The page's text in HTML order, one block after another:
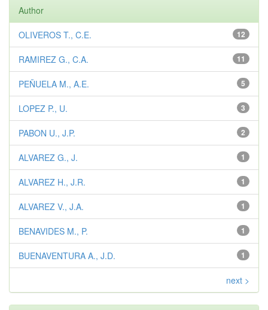
Author
12
OLIVEROS T., C.E.
11
RAMIREZ G., C.A.
5
PEÑUELA M., A.E.
3
LOPEZ P., U.
2
PABON U., J.P.
1
ALVAREZ G., J.
1
ALVAREZ H., J.R.
1
ALVAREZ V., J.A.
1
BENAVIDES M., P.
1
BUENAVENTURA A., J.D.
next >